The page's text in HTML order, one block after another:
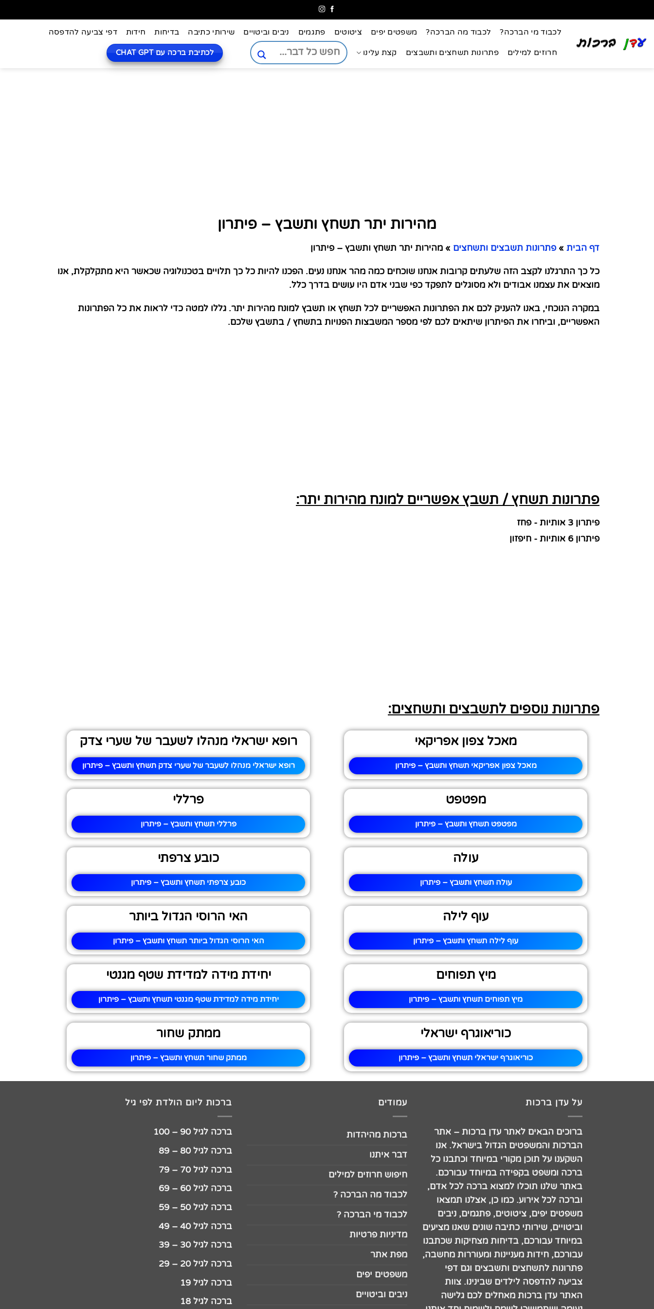
לכבוד מי הברכה? לכבוד מה הברכה? משפטים יפים ציטוטים פתגמים ניבים וביטויים שירותי כתיבה בדיחות חידות דפי צביעה להדפסה
חרוזים למילים פתרונות תשחצים ותשבצים קצת עלינו לכתיבת ברכה עם CHAT GPT
מהירות יתר תשחץ ותשבץ – פיתרון
דף הבית » פתרונות תשבצים ותשחצים » מהירות יתר תשחץ ותשבץ – פיתרון
כל כך התרגלנו לקצב הזה שלעתים קרובות אנחנו שוכחים כמה מהר אנחנו נעים. הפכנו להיות כל כך תלויים בטכנולוגיה שכאשר היא מתקלקלת, אנו
מוצאים את עצמנו אבודים ולא מסוגלים לתפקד כפי שבני אדם היו עושים בדרך כלל.
במקרה הנוכחי, באנו להעניק לכם את הפתרונות האפשריים לכל תשחץ או תשבץ למונח מהירות יתר. גללו למטה כדי לראות את כל הפתרונות
האפשריים, וביחרו את הפיתרון שיתאים לכם לפי מספר המשבצות הפנויות בתשחץ / בתשבץ שלכם.
פתרונות תשחץ / תשבץ אפשריים למונח מהירות יתר:
פיתרון 3 אותיות - פחז
פיתרון 6 אותיות - חיפזון
פתרונות נוספים לתשבצים ותשחצים:
מאכל צפון אפריקאי
מאכל צפון אפריקאי תשחץ ותשבץ – פיתרון
רופא ישראלי מנהלו לשעבר של שערי צדק
רופא ישראלי מנהלו לשעבר של שערי צדק תשחץ ותשבץ – פיתרון
מפטפט
מפטפט תשחץ ותשבץ – פיתרון
פרללי
פרללי תשחץ ותשבץ – פיתרון
עולה
עולה תשחץ ותשבץ – פיתרון
כובע צרפתי
כובע צרפתי תשחץ ותשבץ – פיתרון
עוף לילה
עוף לילה תשחץ ותשבץ – פיתרון
האי הרוסי הגדול ביותר
האי הרוסי הגדול ביותר תשחץ ותשבץ – פיתרון
מיץ תפוחים
מיץ תפוחים תשחץ ותשבץ – פיתרון
יחידת מידה למדידת שטף מגנטי
יחידת מידה למדידת שטף מגנטי תשחץ ותשבץ – פיתרון
כוריאוגרף ישראלי
כוריאוגרף ישראלי תשחץ ותשבץ – פיתרון
ממתק שחור
ממתק שחור תשחץ ותשבץ – פיתרון
על עדן ברכות
ברוכים הבאים לאתר עדן ברכות – אתר
הברכות והמשפטים הגדול בישראל. אנו
השקענו על תוכן מקורי במיוחד וכתבנו כל
ברכה ומשפט בקפידה במיוחד עבורכם.
באתר שלנו תוכלו למצוא ברכה לכל אדם,
וברכה לכל אירוע. כמו כן, אצלנו תמצאו
משפטים יפים, ציטוטים, פתגמים, ניבים
וביטויים, שירותי כתיבה שונים שאנו מציעים
במיוחד עבורכם, בדיחות מצחיקות שכתבנו
עבורכם, חידות מעניינות ומעוררות מחשבה,
פתרונות לתשחצים ותשבצים וגם דפי
צביעה להדפסה לילדים שבינינו. צוות
האתר עדן ברכות מאחלים לכם גלישה
עמודים
ברכות מהיהדות
דבר איתנו
חיפוש חרוזים למילים
לכבוד מה הברכה ?
לכבוד מי הברכה ?
מדיניות פרטיות
מפת אתר
משפטים יפים
ניבים וביטויים
ברכות ליום הולדת לפי גיל
ברכה לגיל 90 – 100
ברכה לגיל 80 – 89
ברכה לגיל 70 – 79
ברכה לגיל 60 – 69
ברכה לגיל 50 – 59
ברכה לגיל 40 – 49
ברכה לגיל 30 – 39
ברכה לגיל 20 – 29
ברכה לגיל 19
ברכה לגיל 18